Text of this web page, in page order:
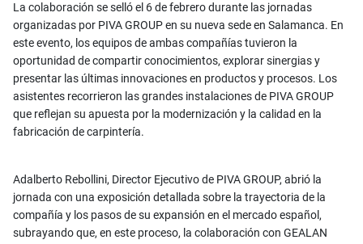
La colaboración se selló el 6 de febrero durante las jornadas
organizadas por PIVA GROUP en su nueva sede en Salamanca. En
este evento, los equipos de ambas compañías tuvieron la
oportunidad de compartir conocimientos, explorar sinergias y
presentar las últimas innovaciones en productos y procesos. Los
asistentes recorrieron las grandes instalaciones de PIVA GROUP
que reflejan su apuesta por la modernización y la calidad en la
fabricación de carpintería.
Adalberto Rebollini, Director Ejecutivo de PIVA GROUP, abrió la
jornada con una exposición detallada sobre la trayectoria de la
compañía y los pasos de su expansión en el mercado español,
subrayando que, en este proceso, la colaboración con GEALAN